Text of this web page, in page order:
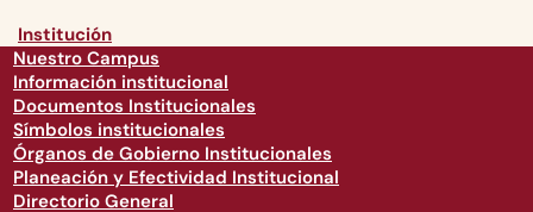
Institución
Nuestro Campus
Información institucional
Documentos Institucionales
Símbolos institucionales
Órganos de Gobierno Institucionales
Planeación y Efectividad Institucional
Directorio General